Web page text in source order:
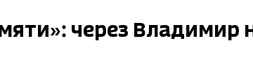
через Владимир